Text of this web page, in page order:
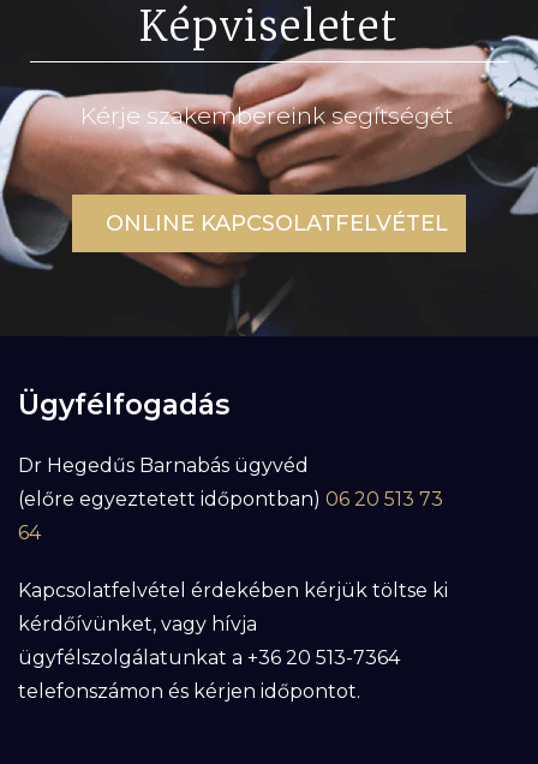
Képviseletet
Kérje szakembereink segítségét
ONLINE KAPCSOLATFELVÉTEL
Ügyfélfogadás
Dr Hegedűs Barnabás ügyvéd
(előre egyeztetett időpontban) 06 20 513 73
64
Kapcsolatfelvétel érdekében kérjük töltse ki
kérdőívünket, vagy hívja
ügyfélszolgálatunkat a +36 20 513-7364
telefonszámon és kérjen időpontot.